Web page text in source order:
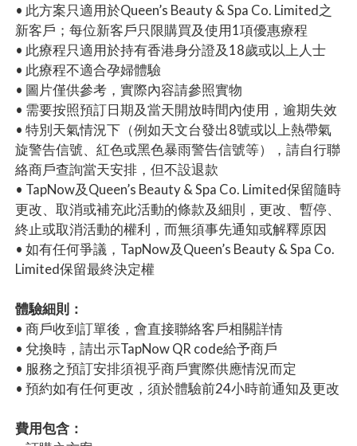
• 此方案只適用於Queen’s Beauty & Spa Co. Limited之
新客戶；每位新客戶只限購買及使用1項優惠療程
• 此療程只適用於持有香港身分證及18歲或以上人士
• 此療程不適合孕婦體驗
• 圖片僅供參考，實際內容請參照實物
• 需要按照預訂日期及當天開放時間內使用，逾期失效
• 特別天氣情況下（例如天文台發出8號或以上熱帶氣
旋警告信號、紅色或黑色暴雨警告信號等），請自行聯
絡商戶查詢當天安排，但不設退款
• TapNow及Queen’s Beauty & Spa Co. Limited保留隨時
更改、取消或補充此活動的條款及細則，更改、暫停、
終止或取消活動的權利，而無須事先通知或解釋原因
• 如有任何爭議，TapNow及Queen’s Beauty & Spa Co.
Limited保留最終決定權
體驗細則：
• 商戶收到訂單後，會直接聯絡客戶相關詳情
• 兌換時，請出示TapNow QR code給予商戶
• 服務之預訂安排須視乎商戶實際供應情況而定
• 預約如有任何更改，須於體驗前24小時前通知及更改
費用包含：